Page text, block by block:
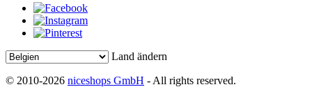
Land ändern
© 2010-2026 niceshops GmbH - All rights reserved.